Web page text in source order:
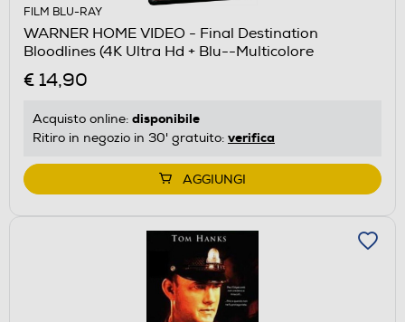
FILM BLU-RAY
WARNER HOME VIDEO - Final Destination
Bloodlines (4K Ultra Hd + Blu--Multicolore
€ 14,90
Acquisto online: disponibile
Ritiro in negozio in 30' gratuito: verifica
AGGIUNGI